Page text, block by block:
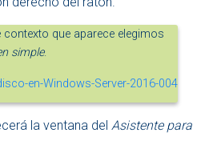
contexto que aparece elegimos
simple.
la ventana del Asistente para